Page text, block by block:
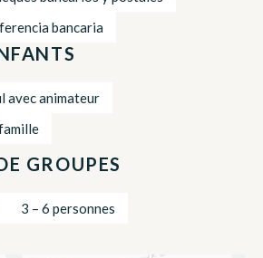
bancaria
avec animateur
GROUPES
3 – 6 personnes